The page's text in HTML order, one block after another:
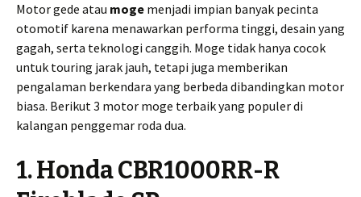
Motor gede atau moge menjadi impian banyak pecinta
otomotif karena menawarkan performa tinggi, desain yang
gagah, serta teknologi canggih. Moge tidak hanya cocok
untuk touring jarak jauh, tetapi juga memberikan
pengalaman berkendara yang berbeda dibandingkan motor
biasa. Berikut 3 motor moge terbaik yang populer di
kalangan penggemar roda dua.
1. Honda CBR1000RR-R